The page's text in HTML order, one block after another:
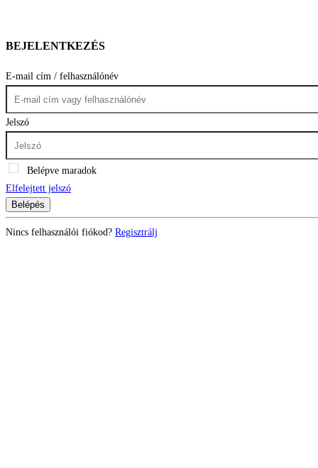
BEJELENTKEZÉS
E-mail cím / felhasználónév
Jelszó
Belépve maradok
Elfelejtett jelszó
Belépés
Nincs felhasználói fiókod? Regisztrálj